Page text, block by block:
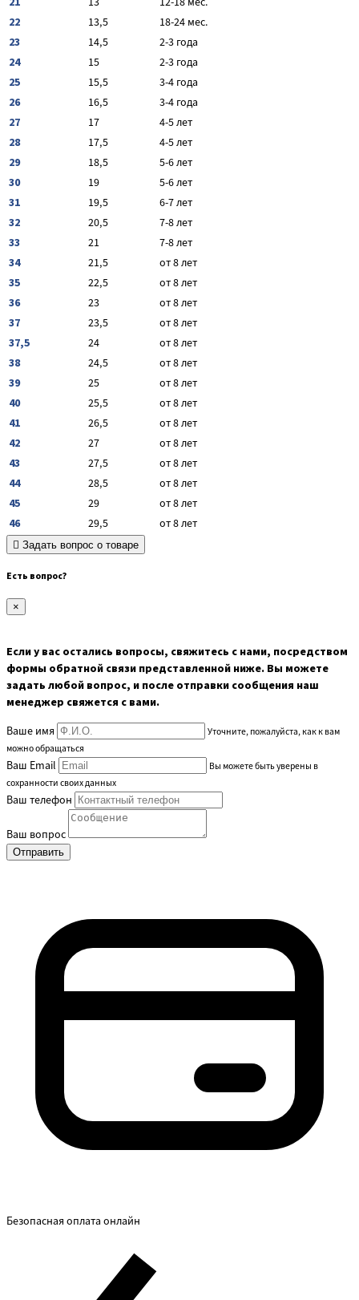
22
13,5
18-24 мес.
23
14,5
2-3 года
24
15
2-3 года
25
15,5
3-4 года
26
16,5
3-4 года
27
17
4-5 лет
28
17,5
4-5 лет
29
18,5
5-6 лет
30
19
5-6 лет
31
19,5
6-7 лет
32
20,5
7-8 лет
33
21
7-8 лет
34
21,5
от 8 лет
35
22,5
от 8 лет
36
23
от 8 лет
37
23,5
от 8 лет
37,5
24
от 8 лет
38
24,5
от 8 лет
39
25
от 8 лет
40
25,5
от 8 лет
41
26,5
от 8 лет
42
27
от 8 лет
43
27,5
от 8 лет
44
28,5
от 8 лет
45
29
от 8 лет
46
29,5 от 8 лет
Задать вопрос о товаре
Есть вопрос?
×
Если у вас остались вопросы, свяжитесь с нами, посредством
формы обратной связи представленной ниже. Вы можете
задать любой вопрос, и после отправки сообщения наш
менеджер свяжется с вами.
Ваше имя
Уточните, пожалуйста, как к вам
можно обращаться
Ваш Email
Вы можете быть уверены в
сохранности своих данных
Ваш телефон
Ваш вопрос
Безопасная оплата онлайн